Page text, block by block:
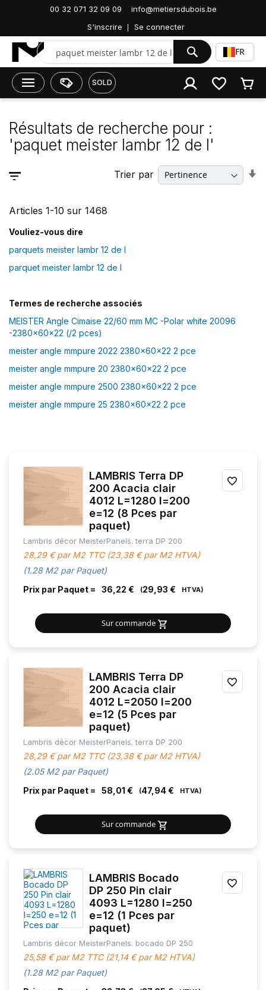
00 32 071 32 09 09
info@metiersdubois.be
S'inscrire
Se connecter
ChercherFR
SOLD
Résultats de recherche pour : 'paquet meister lambr
12 de l'
Résultats de recherche pour :
'paquet meister lambr 12 de l'
Articles 1-10 sur 1468
Trier par
Vouliez-vous dire
parquets meister lambr 12 de l
parquet meister lambr 12 de l
Termes de recherche associés
MEISTER Angle Cimaise 22/60 mm MC -Polar white 20096
-2380x60x22 (/2 pces)
meister angle mmpure 2022 2380x60x22 2 pce
meister angle mmpure 20 2380x60x22 2 pce
meister angle mmpure 2500 2380x60x22 2 pce
meister angle mmpure 25 2380x60x22 2 pce
LAMBRIS Terra DP
200 Acacia clair
4012 L=1280 l=200
e=12 (8 Pces par
paquet)
Lambris décor MeisterPanels. terra DP 200
28,29 € par M2 TTC (23,38 € par M2 HTVA)
(1.28 M2 par Paquet)
Prix par Paquet =
36,22 € 29,93 €
Sur commande
LAMBRIS Terra DP
200 Acacia clair
4012 L=2050 l=200
e=12 (5 Pces par
paquet)
Lambris décor MeisterPanels. terra DP 200
28,29 € par M2 TTC (23,38 € par M2 HTVA)
(2.05 M2 par Paquet)
Prix par Paquet =
58,01 € 47,94 €
Sur commande
LAMBRIS Bocado
DP 250 Pin clair
4093 L=1280 l=250
e=12 (1 Pces par
paquet)
Lambris décor MeisterPanels. bocado DP 250
25,58 € par M2 TTC (21,14 € par M2 HTVA)
(1.28 M2 par Paquet)